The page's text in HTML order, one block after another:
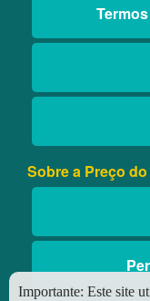
Sobre a Preço
Importante: Este site